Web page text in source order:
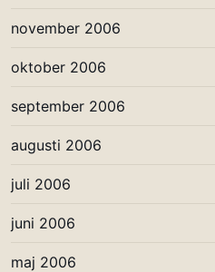
november 2006
oktober 2006
september 2006
augusti 2006
juli 2006
juni 2006
maj 2006